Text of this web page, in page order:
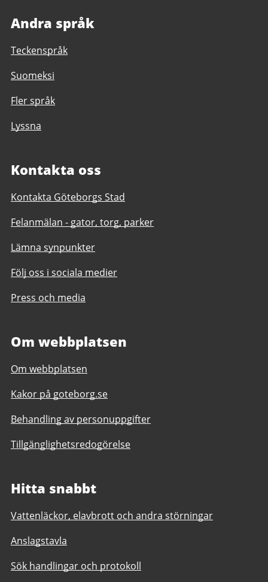
Andra språk
Teckenspråk
Suomeksi
Fler språk
Lyssna
Kontakta oss
Kontakta Göteborgs Stad
Felanmälan - gator, torg, parker
Lämna synpunkter
Följ oss i sociala medier
Press och media
Om webbplatsen
Om webbplatsen
Kakor på goteborg.se
Behandling av personuppgifter
Tillgänglighetsredogörelse
Hitta snabbt
Vattenläckor, elavbrott och andra störningar
Anslagstavla
Sök handlingar och protokoll